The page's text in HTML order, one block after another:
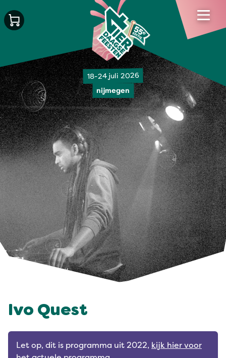
18-24 juli 2026
nijmegen
Ivo Quest
Let op, dit is programma uit 2022, kijk hier voor